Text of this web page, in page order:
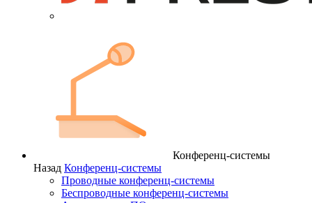
Конференц-системы
Назад Конференц-системы
Проводные конференц-системы
Беспроводные конференц-системы